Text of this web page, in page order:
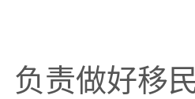
负责做好移